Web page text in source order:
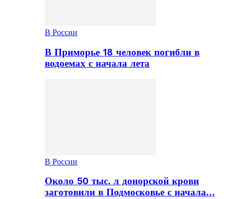
В России
В Приморье 18 человек погибли в
водоемах с начала лета
В России
Около 50 тыс. л донорской крови
заготовили в Подмосковье с начала…